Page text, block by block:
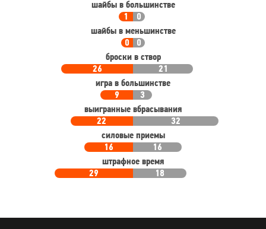
шайбы в большинстве
1
0
шайбы в меньшинстве
0
0
броски в створ
26
21
игра в большинстве
9
3
выигранные вбрасывания
22
32
силовые приемы
16
16
штрафное время
29
18